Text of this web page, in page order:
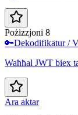
Pożizzjoni 8
🔑Dekodifikatur /
Waħħal JWT biex
Ara aktar